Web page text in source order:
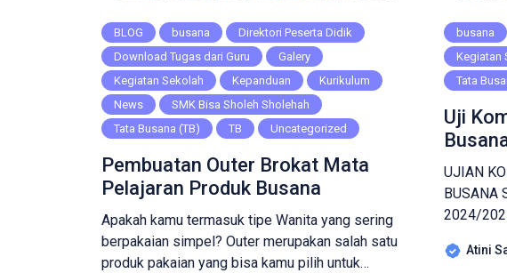
BLOG busana
Direktori Peserta Didik
Download Tugas dari Guru
Galery
Kegiatan Sekolah
Kepanduan
Kurikulum
News
SMK Bisa Sholeh Sholehah
Tata Busana (TB)
TB Uncategorized
Pembuatan Outer Brokat Mata
Pelajaran Produk Busana
Apakah kamu termasuk tipe Wanita yang sering
berpakaian simpel? Outer merupakan salah satu
produk pakaian yang bisa kamu pilih untuk
busana
Kegiatan
Tata
Uji
UJIAN
BUSANA
2024/
kegiatan
Atini